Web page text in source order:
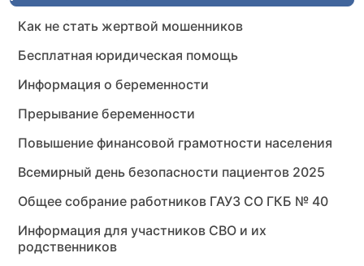
Как не стать жертвой мошенников
Бесплатная юридическая помощь
Информация о беременности
Прерывание беременности
Повышение финансовой грамотности населения
Всемирный день безопасности пациентов 2025
Общее собрание работников ГАУЗ СО ГКБ № 40
Информация для участников СВО и их
родственников